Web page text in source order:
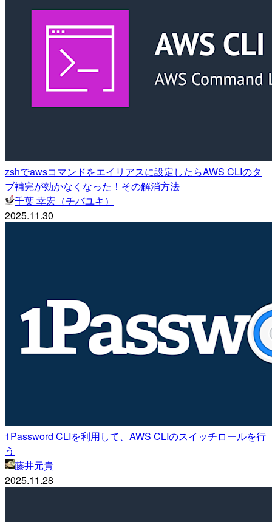
zshでawsコマンドをエイリアスに設定したらAWS CLIのタ
ブ補完が効かなくなった！その解消方法
千葉 幸宏（チバユキ）
2025.11.30
1Password CLIを利用して、AWS CLIのスイッチロールを行
う
藤井元貴
2025.11.28